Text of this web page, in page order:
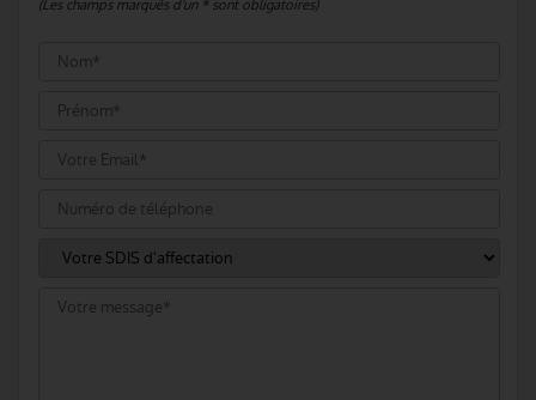
(Les champs marqués d'un * sont obligatoires)